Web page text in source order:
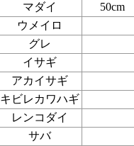
マダイ
50cm
ウメイロ
グレ
イサギ
アカイサギ
キビレカワハギ
レンコダイ
サバ